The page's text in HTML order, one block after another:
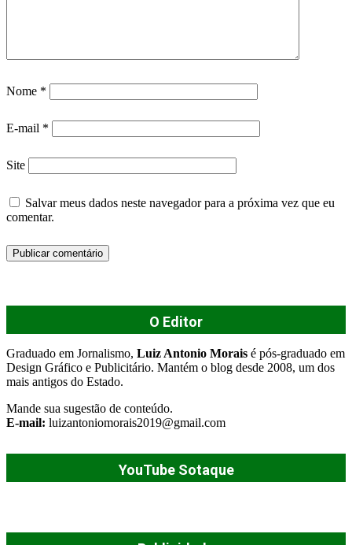
Nome *
E-mail *
Site
Salvar meus dados neste navegador para a próxima vez que eu
comentar.
O Editor
Graduado em Jornalismo, Luiz Antonio Morais é pós-graduado em
Design Gráfico e Publicitário. Mantém o blog desde 2008, um dos
mais antigos do Estado.
Mande sua sugestão de conteúdo.
E-mail: luizantoniomorais2019@gmail.com
YouTube Sotaque